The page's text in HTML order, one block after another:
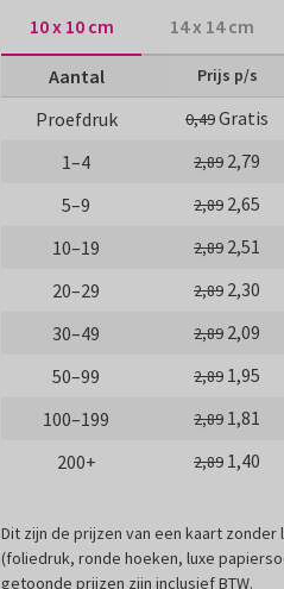
10 x 10 cm 14 x 14 cm
Aantal Prijs p/s
Proefdruk 0,49Gratis
1–4
2,89 2,79
5–9
2,89 2,65
10–19
2,89 2,51
20–29
2,89 2,30
30–49
2,89 2,09
50–99
2,89 1,95
100–199
2,89 1,81
200+
2,89 1,40
Dit zijn de prijzen van een kaart zonder
(foliedruk, ronde hoeken, luxe
getoonde prijzen zijn inclusief BTW.